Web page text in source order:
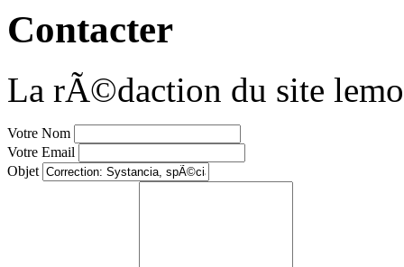
Contacter
La rÃ©daction du site
Votre Nom
Votre Email
Objet